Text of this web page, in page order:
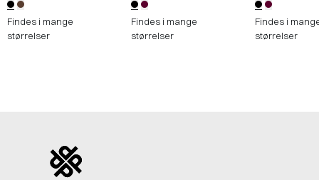
Findes i mange
størrelser
Findes i mange
størrelser
Findes i
størrelser